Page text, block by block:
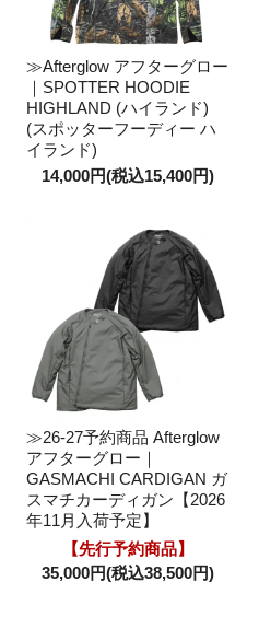
≫Afterglow アフターグロー
｜SPOTTER HOODIE
HIGHLAND (ハイランド)
(スポッターフーディー ハ
イランド)
14,000円(税込15,400円)
≫26-27予約商品 Afterglow
アフターグロー｜
GASMACHI CARDIGAN ガ
スマチカーディガン【2026
年11月入荷予定】
【先行予約商品】
35,000円(税込38,500円)